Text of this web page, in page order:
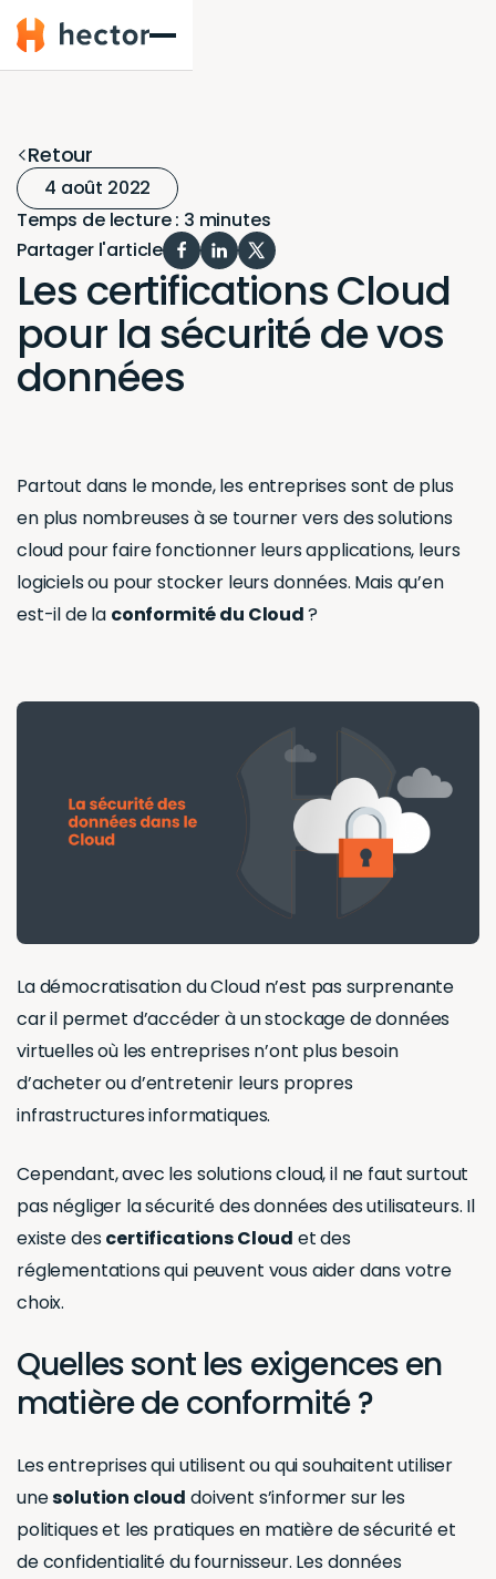
Hector
Retour
4 août 2022
Temps de lecture : 3 minutes
Partager l'article
Les certifications Cloud
pour la sécurité de vos
données
Partout dans le monde, les entreprises sont de plus
en plus nombreuses à se tourner vers des solutions
cloud pour faire fonctionner leurs applications, leurs
logiciels ou pour stocker leurs données. Mais qu’en
est-il de la conformité du Cloud?
La démocratisation du Cloud n’est pas surprenante
car il permet d’accéder à un stockage de données
virtuelles où les entreprises n’ont plus besoin
d’acheter ou d’entretenir leurs propres
infrastructures informatiques.
Cependant, avec les solutions cloud, il ne faut surtout
pas négliger la sécurité des données des utilisateurs. Il
existe descertifications Cloud et des
réglementations qui peuvent vous aider dans votre
choix.
Quelles sont les exigences en
matière de conformité ?
Les entreprises qui utilisent ou qui souhaitent utiliser
unesolution cloud doivent s’informer sur les
politiques et les pratiques en matière de sécurité et
de confidentialité du fournisseur. Les données